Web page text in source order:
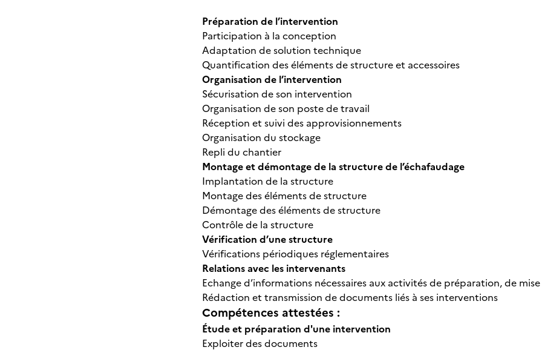
Préparation de l’intervention
Participation à la conception
Adaptation de solution technique
Quantification des éléments de structure et accessoires
Organisation de l’intervention
Sécurisation de son intervention
Organisation de son poste de travail
Réception et suivi des approvisionnements
Organisation du stockage
Repli du chantier
Montage et démontage de la structure de l’échafaudage
Implantation de la structure
Montage des éléments de structure
Démontage des éléments de structure
Contrôle de la structure
Vérification d’une structure
Vérifications périodiques réglementaires
Relations avec les intervenants
Echange d’informations nécessaires aux activités de préparation, de
Rédaction et transmission de documents liés à ses interventions
Compétences attestées :
Étude et préparation d'une intervention
Exploiter des documents